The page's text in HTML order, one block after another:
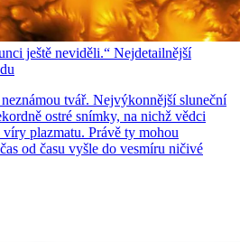
ještě neviděli.“ Nejdetailnější
tvář. Nejvýkonnější sluneční
ostré snímky, na nichž vědci
plazmatu. Právě ty mohou
od času vyšle do vesmíru ničivé